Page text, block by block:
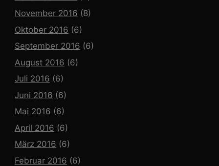
November 2016 (8)
Oktober 2016 (6)
September 2016 (6)
August 2016 (6)
Juli 2016 (6)
Juni 2016 (6)
Mai 2016 (6)
April 2016 (6)
März 2016 (6)
Februar 2016 (6)